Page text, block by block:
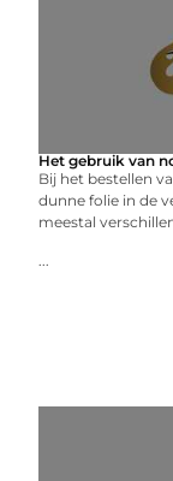
Het gebruik van
Bij het bestellen
dunne folie in de
meestal
...